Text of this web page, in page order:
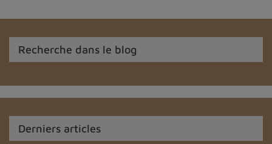
Recherche dans le blog
Derniers articles